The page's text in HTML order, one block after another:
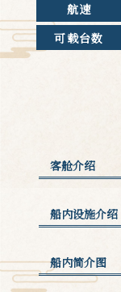
航速
可载台数
客舱介绍
船内设施介绍
船内简介图